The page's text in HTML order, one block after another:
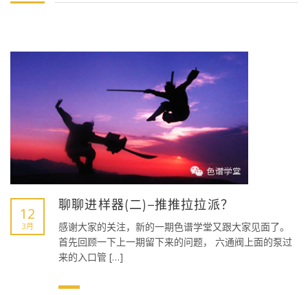
12
3月
聊聊进样器(二)–推推拉拉派？
感谢大家的关注，新的一期色谱学堂又跟大家见面了。
首先回顾一下上一期留下来的问题， 六通阀上面的泵过
来的入口管 […]